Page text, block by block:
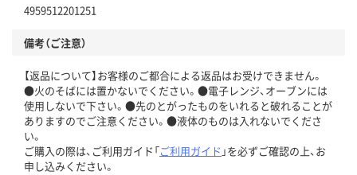
4959512201251
備考（ご注意）
【返品について】お客様のご都合による返品はお受けできません。
●火のそばには置かないでください。●電子レンジ、オーブンには
使用しないで下さい。●先のとがったものをいれると破れることが
ありますのでご注意ください。●液体のものは入れないでくださ
い。
ご購入の際は、ご利用ガイド「ご利用ガイド 」を必ずご確認の上、お
申し込みください。